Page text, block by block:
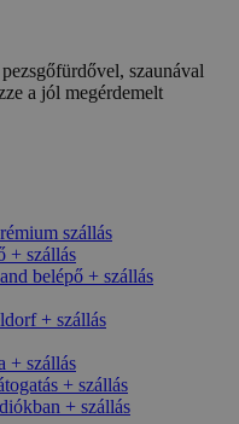
szaunával
a jól megérdemelt
szállás
+ szállás
belépő + szállás
+ szállás
+ szállás
+ szállás
+ szállás